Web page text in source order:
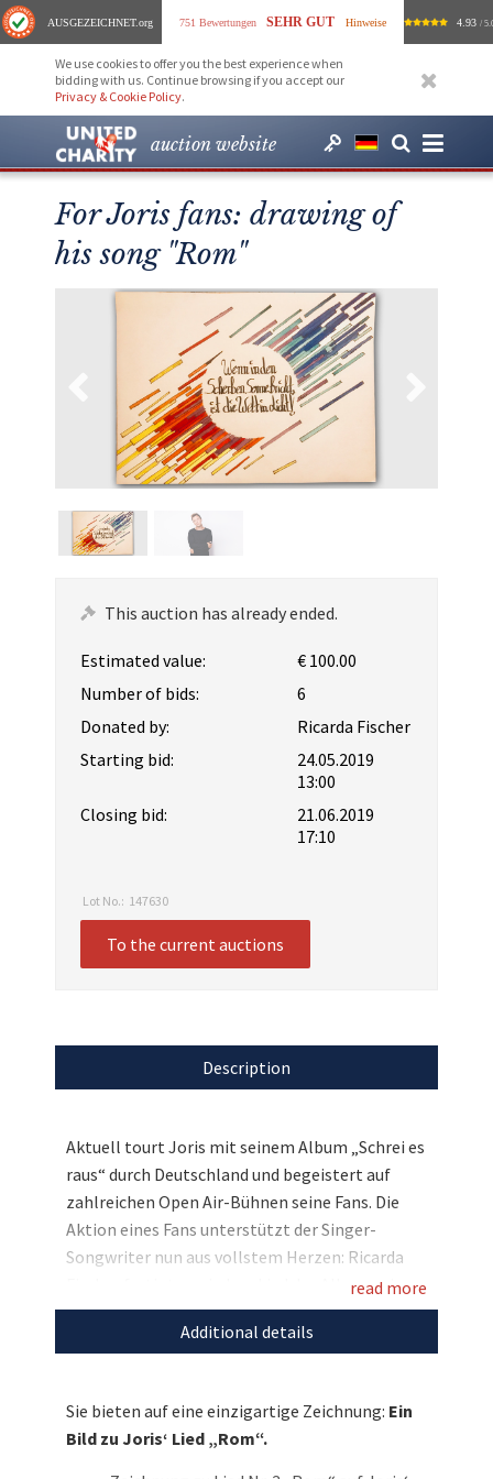
AUSGEZEICHNET.org 751 Bewertungen SEHR GUT Hinweise 4.93 /
We use cookies to offer you the best experience when
bidding with us. Continue browsing if you accept our
Privacy & Cookie Policy.
auction website
For Joris fans: drawing of
his song "Rom"
This auction has already ended.
Estimated value:
€ 100.00
Number of bids:
6
Donated by:
Ricarda Fischer
Starting bid:
24.05.2019
13:00
Closing bid:
21.06.2019
17:10
Lot No.: 147630
To the current auctions
Description
Aktuell tourt Joris mit seinem Album „Schrei es
raus“ durch Deutschland und begeistert auf
zahlreichen Open Air-Bühnen seine Fans. Die
Aktion eines Fans unterstützt der Singer-
Songwriter nun aus vollstem Herzen: Ricarda
Fischer fertigte zu jedem Lied des Albums eine
einzigartige Zeichnung an, die wir nun
zugunsten von Joris‘ Herzensprojekt Viva con
Entdecken Sie bei uns auch weitere
read more
Additional details
Sie bieten auf eine einzigartige Zeichnung: Ein
Bild zu Joris‘ Lied „Rom“.